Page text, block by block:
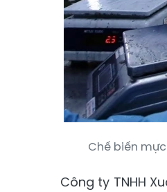
Chế biến
Công ty TNHH